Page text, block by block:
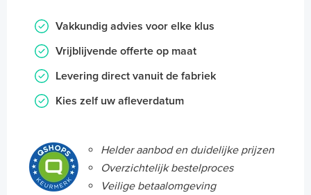
Vakkundig advies voor elke klus
Vrijblijvende offerte op maat
Levering direct vanuit de fabriek
Kies zelf uw afleverdatum
Helder aanbod en duidelijke prijzen
Overzichtelijk bestelproces
Veilige betaalomgeving